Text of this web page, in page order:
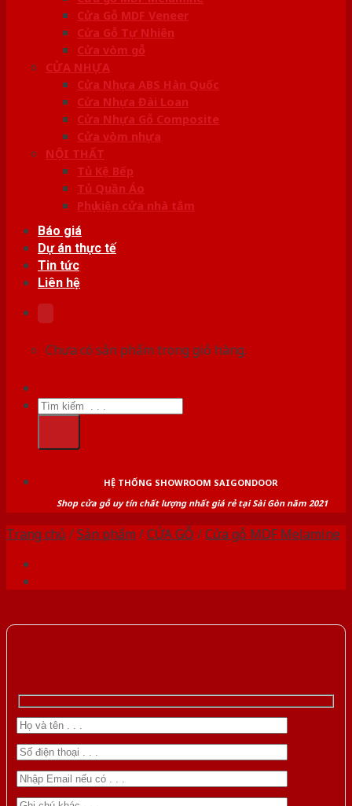
Cửa Gỗ MDF Veneer
Cửa Gỗ Tự Nhiên
Cửa vòm gỗ
CỬA NHỰA
Cửa Nhựa ABS Hàn Quốc
Cửa Nhựa Đài Loan
Cửa Nhựa Gỗ Composite
Cửa vòm nhựa
NỘI THẤT
Tủ Kệ Bếp
Tủ Quần Áo
Phụ kiện cửa nhà tắm
Báo giá
Dự án thực tế
Tin tức
Liên hệ
Chưa có sản phẩm trong giỏ hàng.
Tìm
kiếm:
HỆ THỐNG SHOWROOM SAIGONDOOR
Shop cửa gỗ uy tín chất lượng nhất giá rẻ tại Sài Gòn năm 2021
Trang chủ /Sản phẩm /CỬA GỖ /Cửa gỗ MDF Melamine